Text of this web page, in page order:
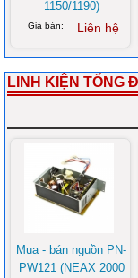
1150/1190)
Giá bán: Liên hệ
LINH KIỆN TỔNG
Mua - bán nguồn PN-
PW121 (NEAX 2000